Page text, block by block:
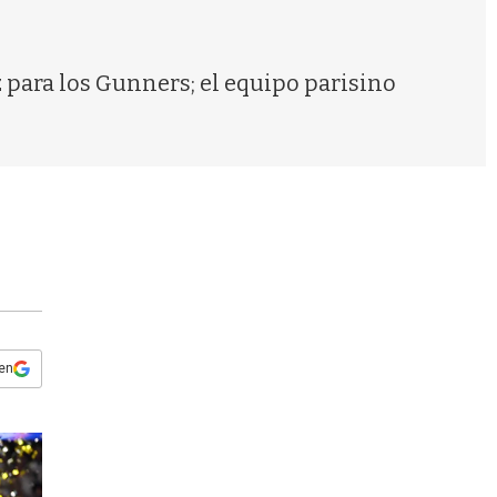
para los Gunners; el equipo parisino